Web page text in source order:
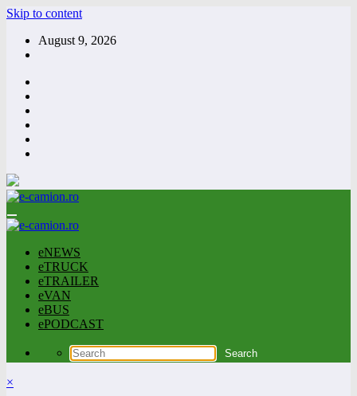
Skip to content
August 9, 2026
eNEWS
eTRUCK
eTRAILER
eVAN
eBUS
ePODCAST
×